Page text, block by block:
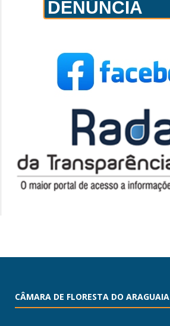
DENÚNCIA
CÂMARA DE FLORESTA DO ARAGUAIA